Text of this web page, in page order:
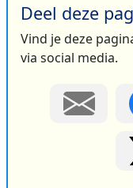
Deel deze
Vind je deze
via social media.